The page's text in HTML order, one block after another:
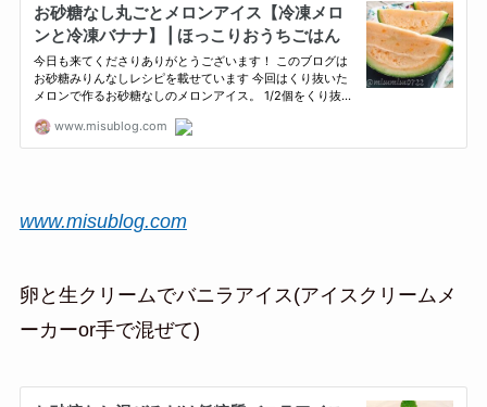
www.misublog.com
卵と生クリームでバニラアイス(アイスクリームメ
ーカーor手で混ぜて)